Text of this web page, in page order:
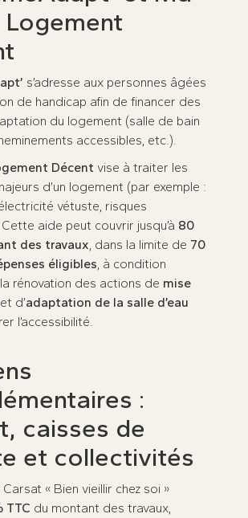
Logement
s’adresse aux personnes âgées
de handicap afin de financer des
du logement (salle de bain
accessibles, etc.).
Décent vise à traiter les
d’un logement (par exemple :
vétuste, risques
aide peut couvrir jusqu’à 80
des travaux , dans la limite de 70
éligibles , à condition
rénovation des actions de mise
d’adaptation de la salle d’eau
l’accessibilité.
:
caisses de
et collectivités
« Bien vieillir chez soi »
TTC du montant des travaux,